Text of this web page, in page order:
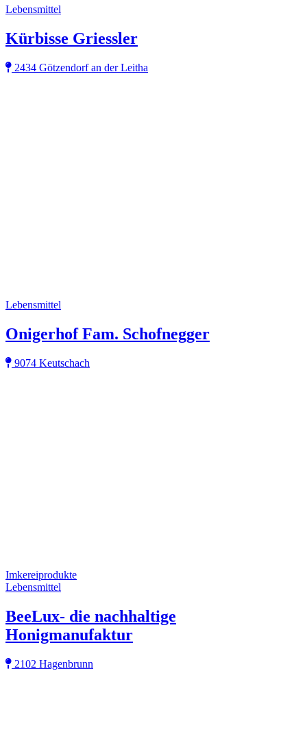
Lebensmittel
Kürbisse Griessler
2434 Götzendorf an der Leitha
Lebensmittel
Onigerhof Fam. Schofnegger
9074 Keutschach
Imkereiprodukte
Lebensmittel
BeeLux- die nachhaltige
Honigmanufaktur
2102 Hagenbrunn